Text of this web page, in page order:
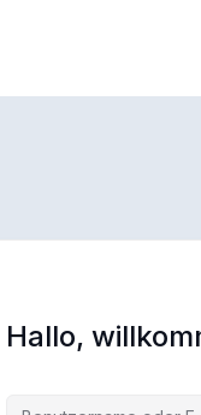
Hallo,